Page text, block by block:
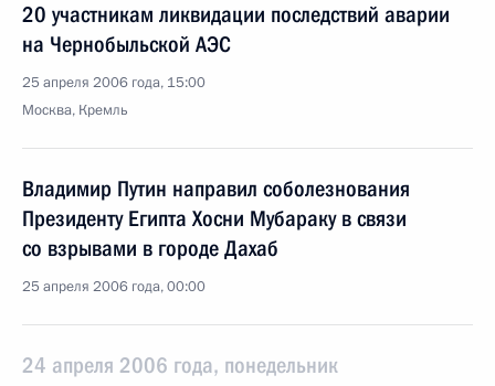
20 участникам ликвидации последствий аварии
на Чернобыльской АЭС
25 апреля 2006 года, 15:00
Москва, Кремль
Владимир Путин направил соболезнования
Президенту Египта Хосни Мубараку в связи
со взрывами в городе Дахаб
25 апреля 2006 года, 00:00
24 апреля 2006 года, понедельник